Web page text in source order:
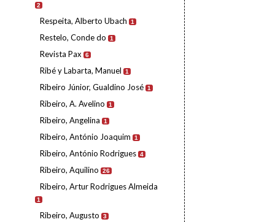
2
Respeita, Alberto Ubach 1
Restelo, Conde do 1
Revista Pax 6
Ribé y Labarta, Manuel 1
Ribeiro Júnior, Gualdino José 1
Ribeiro, A. Avelino 1
Ribeiro, Angelina 1
Ribeiro, António Joaquim 1
Ribeiro, António Rodrigues 4
Ribeiro, Aquilino 26
Ribeiro, Artur Rodrigues Almeida
1
Ribeiro, Augusto 3